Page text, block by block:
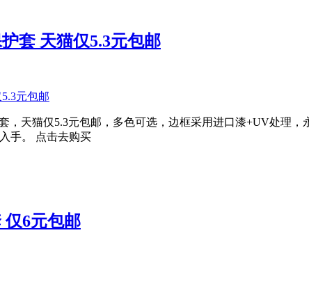
套 天猫仅5.3元包邮
，天猫仅5.3元包邮，多色可选，边框采用进口漆+UV处理
手。 点击去购买
仅6元包邮